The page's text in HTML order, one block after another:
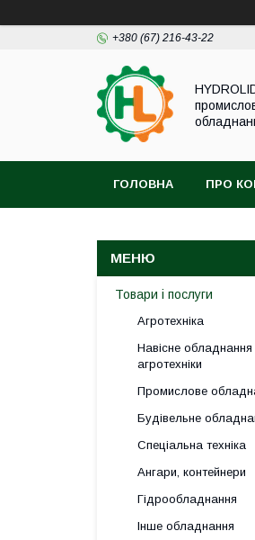
+380 (67) 216-43-22
ГОЛОВНА ПРО
Товари і послуги
Агротехніка
Навісне
агротехніки
Промислове
Будівельне
Спеціальна техніка
Ангари, контейнери
Гідрообладнання
Інше обладнання